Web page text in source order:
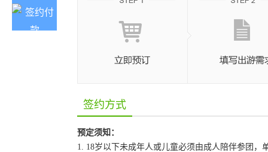
签约方式
预定须知：
1. 18岁以下未成年人或儿童必须由成人陪伴参团